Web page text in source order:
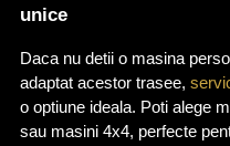
unice
Daca nu detii o masina
adaptat acestor trasee,
o optiune ideala. Poti alege
sau masini 4x4, perfecte